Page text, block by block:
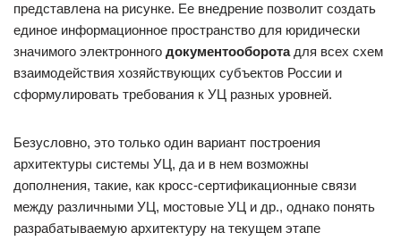
представлена на рисунке. Ее внедрение позволит создать
единое информационное пространство для юридически
значимого электронного документооборотадля всех схем
взаимодействия хозяйствующих субъектов России и
сформулировать требования к УЦ разных уровней.
Безусловно, это только один вариант построения
архитектуры системы УЦ, да и в нем возможны
дополнения, такие, как кросс-сертификационные связи
между различными УЦ, мостовые УЦ и др., однако понять
разрабатываемую архитектуру на текущем этапе